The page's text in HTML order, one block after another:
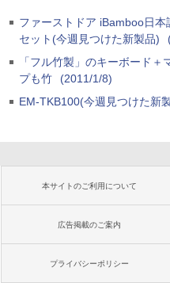
ファーストドア iBamboo日
セット(今週見つけた新製品)
「フル竹製」のキーボード
プも竹
(2011/1/8)
EM-TKB100(今週見つけた新
本サイトのご利用について
広告掲載のご案内
プライバシーポリシー